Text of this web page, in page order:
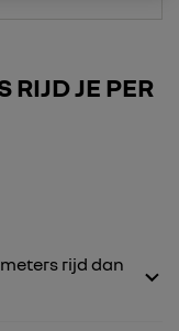
RIJD JE PER
rijd dan